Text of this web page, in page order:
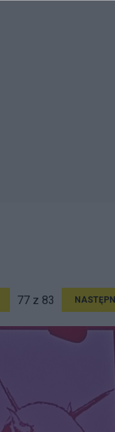
77 z 83